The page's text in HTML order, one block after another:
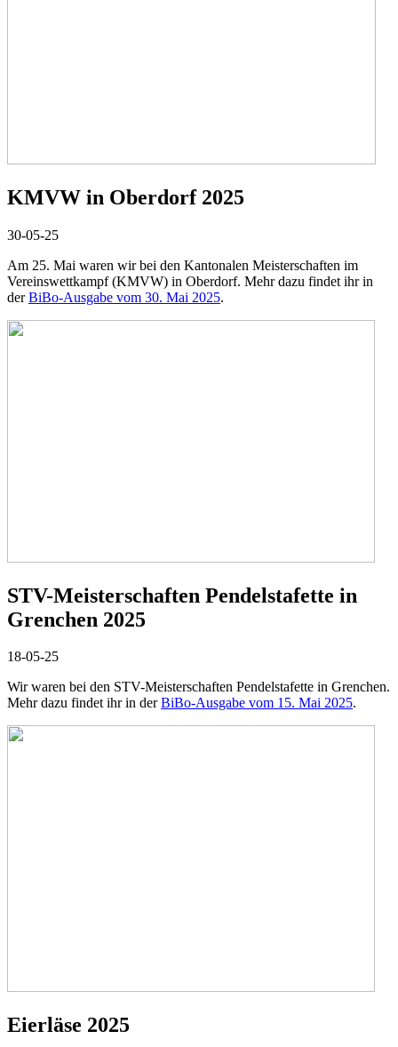
KMVW in Oberdorf 2025
30-05-25
Am 25. Mai waren wir bei den Kantonalen Meisterschaften im
Vereinswettkampf (KMVW) in Oberdorf. Mehr dazu findet ihr in
derBiBo-Ausgabe vom 30. Mai 2025.
STV-Meisterschaften Pendelstafette in
Grenchen 2025
18-05-25
Wir waren bei den STV-Meisterschaften Pendelstafette in Grenchen.
Mehr dazu findet ihr in derBiBo-Ausgabe vom 15. Mai 2025.
Eierläse 2025